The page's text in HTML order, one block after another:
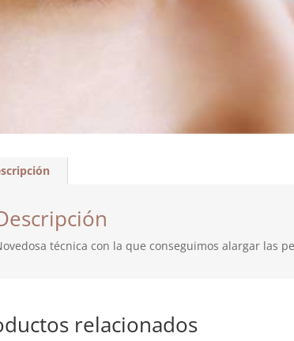
técnica con la que conseguimos alargar las
relacionados